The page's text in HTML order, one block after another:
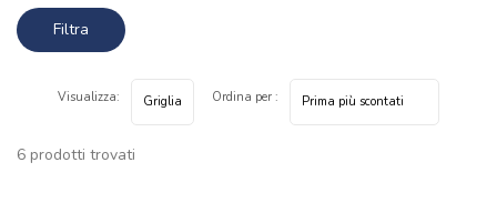
Filtra
6 prodotti trovati
Visualizza: Ordina per :